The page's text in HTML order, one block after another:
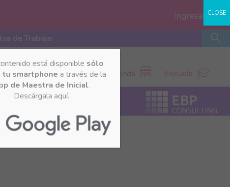
Ingresar
de Trabajo
Tienda Escuela
está disponible sólo
tu smartphone a través de la
de Maestra de Inicial.
Descárgala aquí.
CLOSE